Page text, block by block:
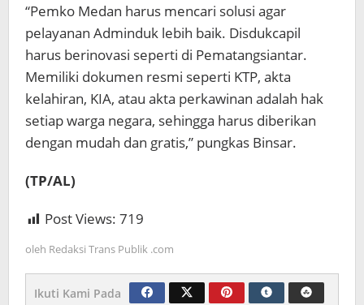
“Pemko Medan harus mencari solusi agar
pelayanan Adminduk lebih baik. Disdukcapil
harus berinovasi seperti di Pematangsiantar.
Memiliki dokumen resmi seperti KTP, akta
kelahiran, KIA, atau akta perkawinan adalah hak
setiap warga negara, sehingga harus diberikan
dengan mudah dan gratis,” pungkas Binsar.
(TP/AL)
Post Views: 719
oleh Redaksi Trans Publik .com
Ikuti Kami Pada